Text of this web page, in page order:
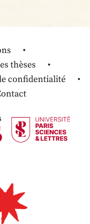
thèses
confidentialité